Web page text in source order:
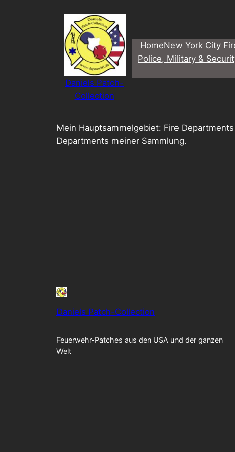
Daniels Patch-
Collection
HomeNew York City
Police, Military &
Mein Hauptsammelgebiet: Fire
Departments meiner Sammlung.
Daniels Patch-Collection
Feuerwehr-Patches aus den USA und der ganzen
Welt